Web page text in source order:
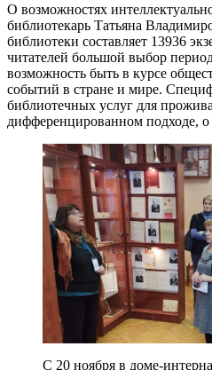
О возможностях
библиотекарь Татьяна
библиотеки составляет 13936
читателей большой выбор
возможность быть в курсе
событий в стране и мире.
библиотечных услуг для
дифференцированном подходе,
С 20 ноября в доме-